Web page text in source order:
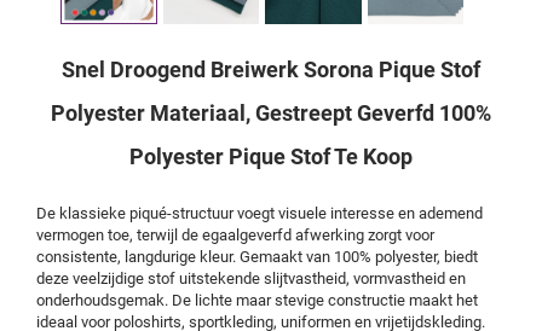
Snel Droogend Breiwerk Sorona Pique Stof
Polyester Materiaal, Gestreept Geverfd 100%
Polyester Pique Stof Te Koop
De klassieke piqué-structuur voegt visuele interesse en ademend
vermogen toe, terwijl de egaalgeverfd afwerking zorgt voor
consistente, langdurige kleur. Gemaakt van 100% polyester, biedt
deze veelzijdige stof uitstekende slijtvastheid, vormvastheid en
onderhoudsgemak. De lichte maar stevige constructie maakt het
ideaal voor poloshirts, sportkleding, uniformen en vrijetijdskleding.